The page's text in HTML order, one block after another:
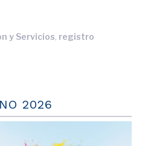
y Servicios, registro
2026